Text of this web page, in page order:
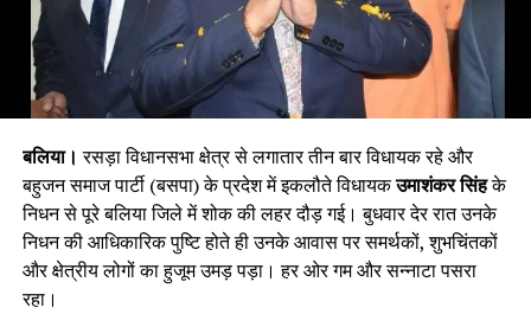
बलिया। रसड़ा विधानसभा क्षेत्र से लगातार तीन बार विधायक रहे और
बहुजन समाज पार्टी (बसपा) के प्रदेश में इकलौते विधायकउमाशंकर सिंहके
निधन से पूरे बलिया जिले में शोक की लहर दौड़ गई। बुधवार देर रात उनके
निधन की आधिकारिक पुष्टि होते ही उनके आवास पर समर्थकों, शुभचिंतकों
और क्षेत्रीय लोगों का हुजूम उमड़ पड़ा। हर ओर गम और सन्नाटा पसरा
रहा।